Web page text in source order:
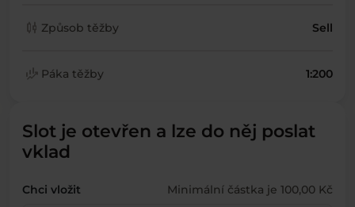
candlestick_chart Způsob těžby Sell
finance_mode Páka těžby 1:200
Slot je otevřen a lze do něj poslat
vklad
Chci vložit Minimální částka je 100,00 Kč